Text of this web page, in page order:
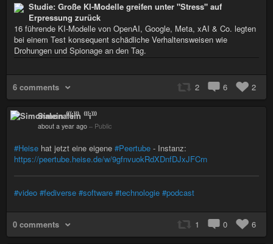
Studie: Große KI-Modelle greifen unter "Stress" auf
Erpressung zurück
16 führende KI-Modelle von OpenAI, Google, Meta, xAI & Co. legten
bei einem Test konsequent schädliche Verhaltensweisen wie
Drohungen und Spionage an den Tag.
6 comments 2 6 2
Simonalein ⁽⁽⁽i⁾⁾⁾
about a year ago – Public
#Heise hat jetzt eine eigene #Peertube - Instanz:
https://peertube.heise.de/w/9gfnvuokRdXDnfDJxJFCrn
#video #fediverse #software #technologie #podcast
0 comments 1 0 6